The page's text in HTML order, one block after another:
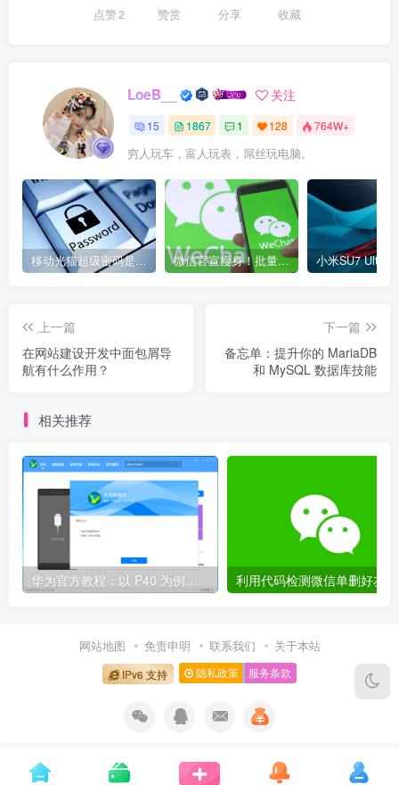
点赞2 赞赏 分享 收藏
LoeB__ 关注
15 1867 1 128 764W+
穷人玩车，富人玩表，屌丝玩电脑。
移动光猫超级密码是多少？移动光猫超级管理员后台账号与密码 微信官宣瘦身！批量清理原图新功能来了 安卓、iOS均可使用
上一篇
在网站建设开发中面包屑导
航有什么作用？
下一篇
备忘单：提升你的 MariaDB
和 MySQL 数据库技能
相关推荐
华为官方教程：以 P40 为例，鸿蒙 OS 2.0 Beta 版本回退到 EMUI 11 稳定版
网站地图 免责申明 联系我们 关于本站
IPv6 支持 隐私政策 服务条款